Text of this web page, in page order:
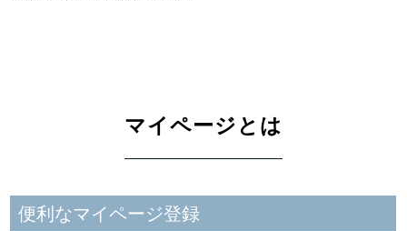
マイページとは
便利なマイページ登録